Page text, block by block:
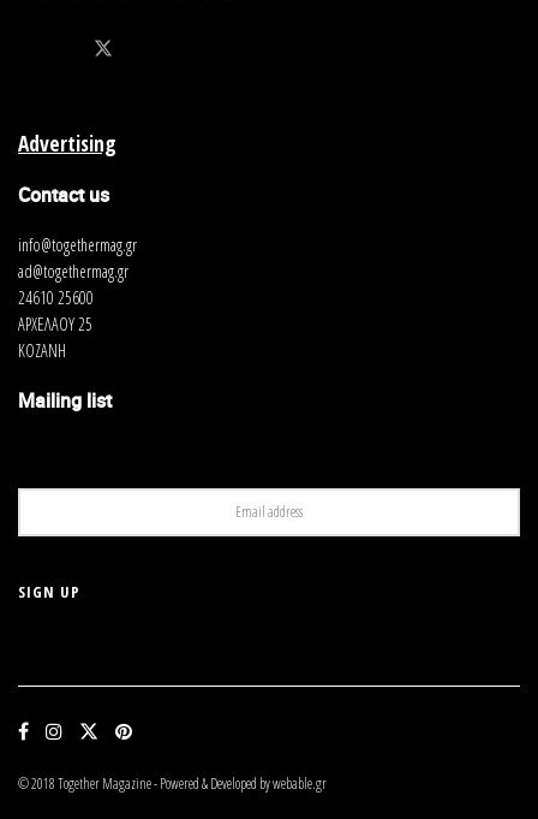
Advertising
Contact us
info@togethermag.gr
ad@togethermag.gr
24610 25600
ΑΡΧΕΛΑΟΥ 25
ΚΟΖΑΝΗ
Mailing list
© 2018 Together Magazine - Powered & Developed by webable.gr